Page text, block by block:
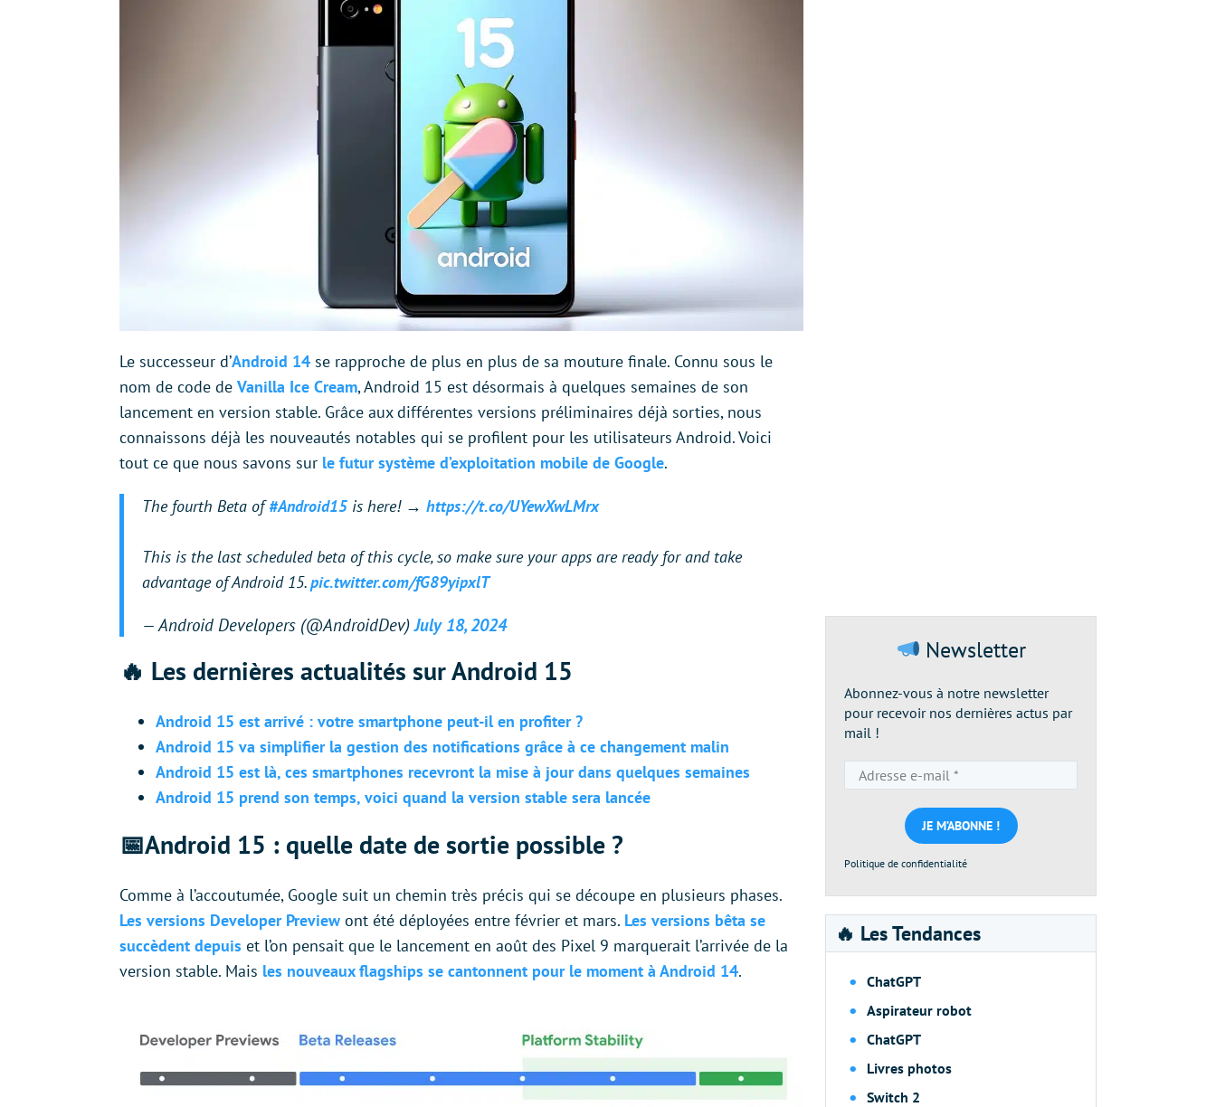
Le successeur d’Android 14 se rapproche de plus en plus de sa mouture finale. Connu sous le
nom de code de Vanilla Ice Cream, Android 15 est désormais à quelques semaines de son
lancement en version stable. Grâce aux différentes versions préliminaires déjà sorties, nous
connaissons déjà les nouveautés notables qui se profilent pour les utilisateurs Android. Voici
tout ce que nous savons sur le futur système d’exploitation mobile de Google.
The fourth Beta of#Android15 is here! → https://t.co/UYewXwLMrx
This is the last scheduled beta of this cycle, so make sure your apps are ready for and take
advantage of Android 15.pic.twitter.com/fG89yipxlT
— Android Developers (@AndroidDev)July 18, 2024
🔥 Les dernières actualités sur Android 15
Android 15 est arrivé : votre smartphone peut-il en profiter ?
Android 15 va simplifier la gestion des notifications grâce à ce changement malin
Android 15 est là, ces smartphones recevront la mise à jour dans quelques semaines
Android 15 prend son temps, voici quand la version stable sera lancée
📅Android 15 : quelle date de sortie possible ?
Comme à l’accoutumée, Google suit un chemin très précis qui se découpe en plusieurs phases.
Les versions Developer Preview ont été déployées entre février et mars. Les versions bêta se
succèdent depuis et l’on pensait que le lancement en août des Pixel 9 marquerait l’arrivée de la
version stable. Mais les nouveaux flagships se cantonnent pour le moment à Android 14.
Newsletter
Abonnez-vous à notre newsletter
pour recevoir nos dernières actus par
mail !
e-
mail
*
Politique de confidentialité
🔥 Les Tendances
ChatGPT
Aspirateur robot
ChatGPT
Livres photos
Switch 2